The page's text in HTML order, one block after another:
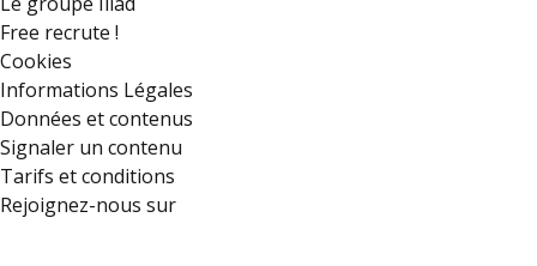
Free recrute !
Cookies
Informations Légales
Données et contenus
Signaler un contenu
Tarifs et conditions
Rejoignez-nous sur